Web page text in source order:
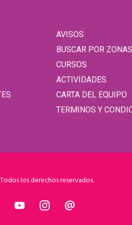
AVISOS
BUSCAR POR ZONAS
CURSOS
ACTIVIDADES
CARTA DEL EQUIPO
TERMINOS Y
los derechos reservados.